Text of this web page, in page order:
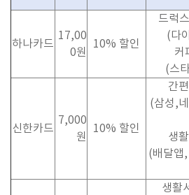
하나카드
17,00
0원
10% 할인
드럭
(다
커
(스
신한카드
7,000
원
10% 할인
간
(삼성,
생
(배달앱,
생활